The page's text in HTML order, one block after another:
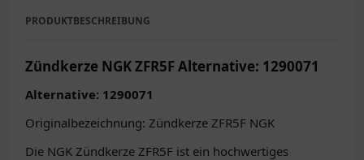
PRODUKTBESCHREIBUNG
Zündkerze NGK ZFR5F Alternative: 1290071
Alternative: 1290071
Originalbezeichnung: Zündkerze ZFR5F NGK
Die NGK Zündkerze ZFR5F ist ein hochwertiges